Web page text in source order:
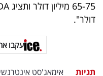
דולר".
עקבו
תגיות אימאג'סט